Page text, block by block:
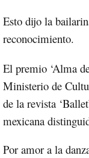
Esto dijo la
reconocimiento.
El premio ‘Alma
Ministerio de
de la revista
mexicana
Por amor a la